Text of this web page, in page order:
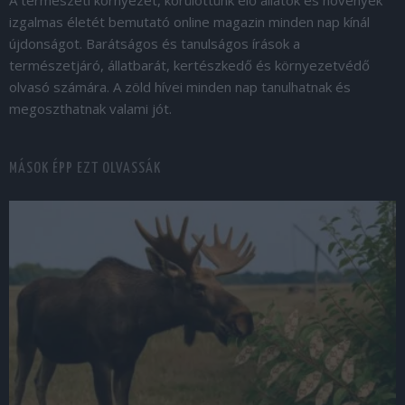
izgalmas életét bemutató online magazin minden nap kínál
újdonságot. Barátságos és tanulságos írások a
természetjáró, állatbarát, kertészkedő és környezetvédő
olvasó számára. A zöld hívei minden nap tanulhatnak és
megoszthatnak valami jót.
MÁSOK ÉPP EZT OLVASSÁK